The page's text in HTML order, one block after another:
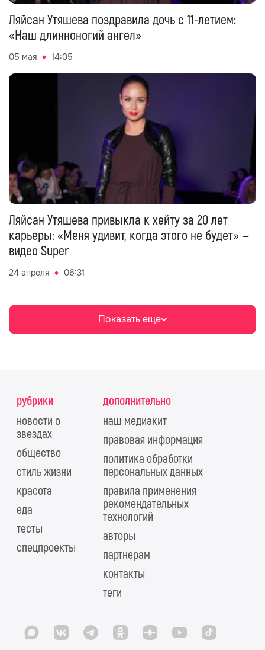
Ляйсан Утяшева поздравила дочь с 11-летием:
«Наш длинноногий ангел»
05 мая 14:05
Ляйсан Утяшева привыкла к хейту за 20 лет
карьеры: «Меня удивит, когда этого не будет» —
видео Super
24 апреля 06:31
Показать еще
рубрики
новости о
звездах
общество
стиль жизни
красота
еда
тесты
спецпроекты
дополнительно
наш медиакит
правовая информация
политика обработки
персональных данных
правила применения
рекомендательных
технологий
авторы
партнерам
контакты
теги